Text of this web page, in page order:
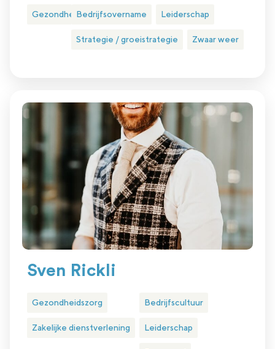
GezondheidszorgBedrijfsovername Leiderschap
Strategie / groeistrategie Zwaar weer
Sven Rickli
Gezondheidszorg
Zakelijke dienstverlening
Bedrijfscultuur
Leiderschap